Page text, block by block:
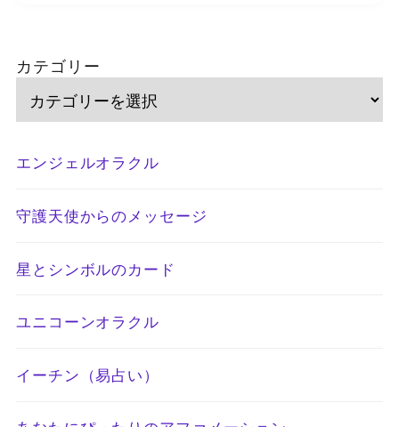
カテゴリー
エンジェルオラクル
守護天使からのメッセージ
星とシンボルのカード
ユニコーンオラクル
イーチン（易占い）